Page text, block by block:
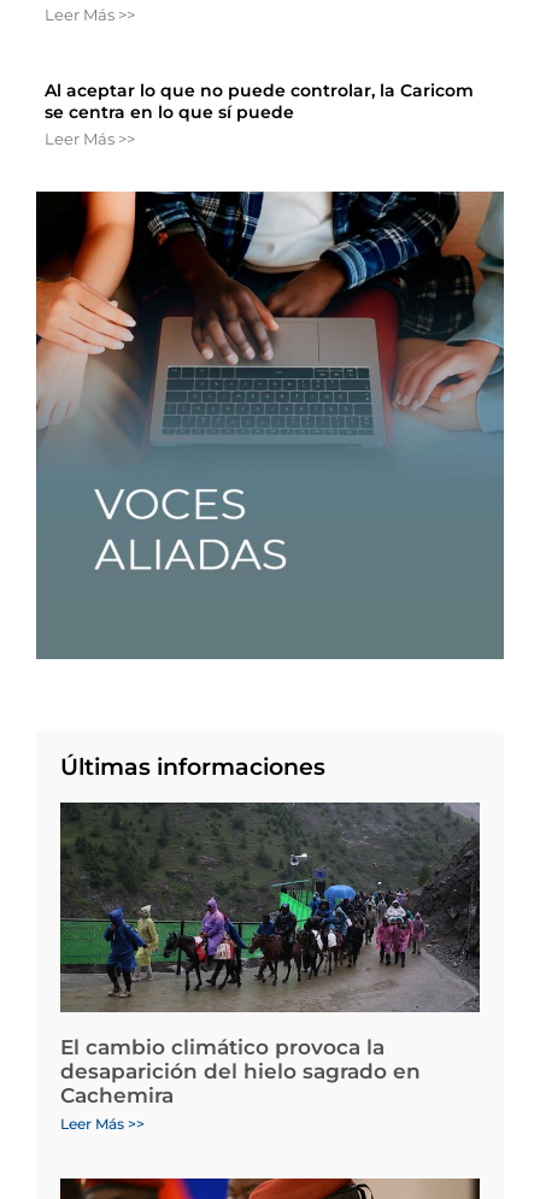
Leer Más >>
Al aceptar lo que no puede controlar, la Caricom
se centra en lo que sí puede
Leer Más >>
Últimas informaciones
El cambio climático provoca la
desaparición del hielo sagrado en
Cachemira
Leer Más >>